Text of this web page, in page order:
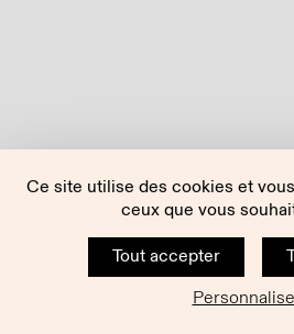
Ce site utilise des cookies et
ceux que vous
Tout accepter